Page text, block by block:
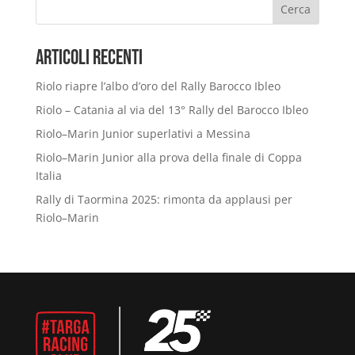
Cerca
Articoli Recenti
Riolo riapre l’albo d’oro del Rally Barocco Ibleo
Riolo – Catania al via del 13° Rally del Barocco Ibleo
Riolo–Marin Junior superlativi a Messina
Riolo–Marin Junior alla prova della finale di Coppa
Italia
Rally di Taormina 2025: rimonta da applausi per
Riolo–Marin